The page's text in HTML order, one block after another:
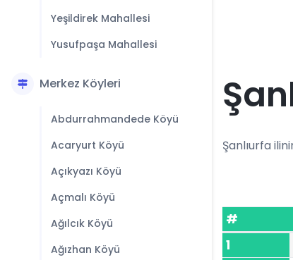
Yeşildirek Mahallesi
Yusufpaşa Mahallesi
Merkez Köyleri
Abdurrahmandede Köyü
Acaryurt Köyü
Açıkyazı Köyü
Açmalı Köyü
Ağılcık Köyü
Ağızhan Köyü
Şanlıurfa
#
1